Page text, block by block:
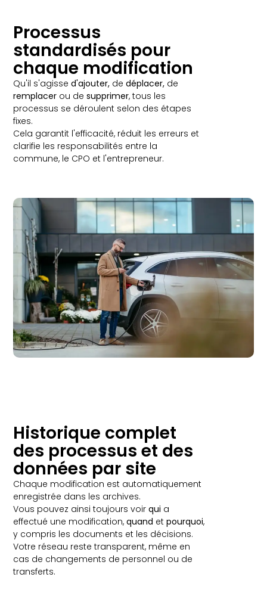
Processus
standardisés pour
chaque modification
Qu'il s'agissed'ajouter, dedéplacer, de
remplacer ou desupprimer, tous les
processus se déroulent selon des étapes
fixes.
Cela garantit l'efficacité, réduit les erreurs et
clarifie les responsabilités entre la
commune, le CPO et l'entrepreneur.
Historique complet
des processus et des
données par site
Chaque modification est automatiquement
enregistrée dans les archives.
Vous pouvez ainsi toujours voirqui a
effectué une modification,quand etpourquoi,
y compris les documents et les décisions.
Votre réseau reste transparent, même en
cas de changements de personnel ou de
transferts.